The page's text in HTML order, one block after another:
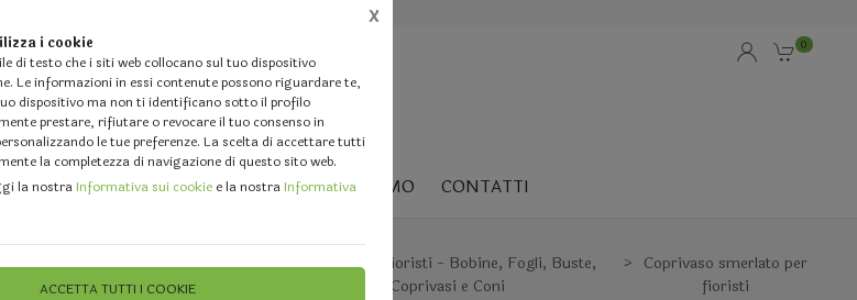
i cookie
di testo che i siti web collocano sul tuo dispositivo
Le informazioni in essi contenute possono riguardare te,
dispositivo ma non ti identificano sotto il profilo
prestare, rifiutare o revocare il tuo consenso in
le tue preferenze. La scelta di accettare tutti
la completezza di navigazione di questo sito web.
la nostraInformativa sui cookie e la nostraInformativa
ACCETTA TUTTI I COOKIE
X
0
DOVE SIAMO FEEDBACK CHI SIAMO CONTATTI
Cellofan per Fioristi e Art. per
Confezionamento
Cellofan per fioristi - Bobine, Fogli, Buste,
Coprivasi e Coni
Coprivaso smerlato per
fioristi